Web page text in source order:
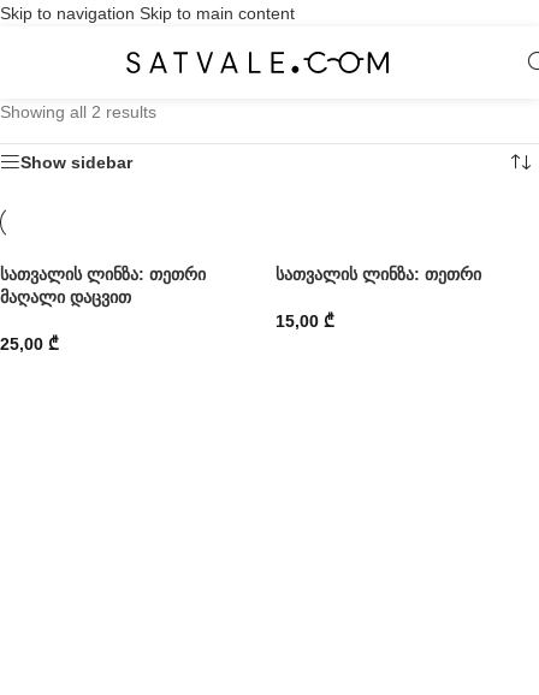
Skip to navigation Skip to main content
Showing all 2 results
Show sidebar
სათვალის ლინზა: თეთრი
მაღალი დაცვით
25,00 ₾
სათვალის ლინზა: თეთრი
15,00 ₾